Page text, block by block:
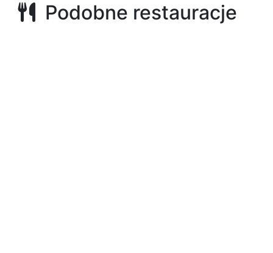
Podobne restauracje